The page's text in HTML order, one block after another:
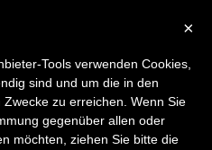
Home
×
Tools verwenden Cookies,
sind und um die in den
zu erreichen. Wenn Sie
gegenüber allen oder
möchten, ziehen Sie bitte die